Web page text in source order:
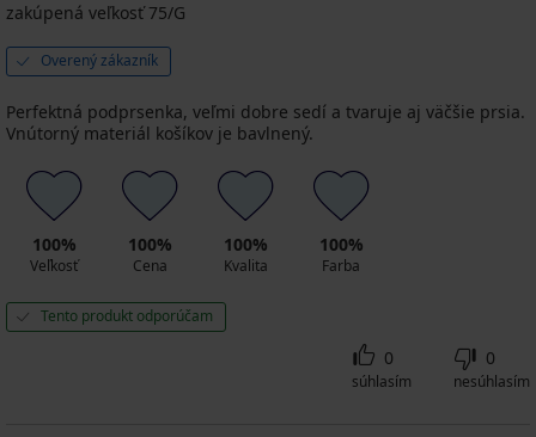
zakúpená veľkosť 75/G
Overený zákazník
Perfektná podprsenka, veľmi dobre sedí a tvaruje aj väčšie prsia.
Vnútorný materiál košíkov je bavlnený.
100%
Veľkosť
100%
Cena
100%
Kvalita
100%
Farba
Tento produkt odporúčam
0
súhlasím
0
nesúhlasím